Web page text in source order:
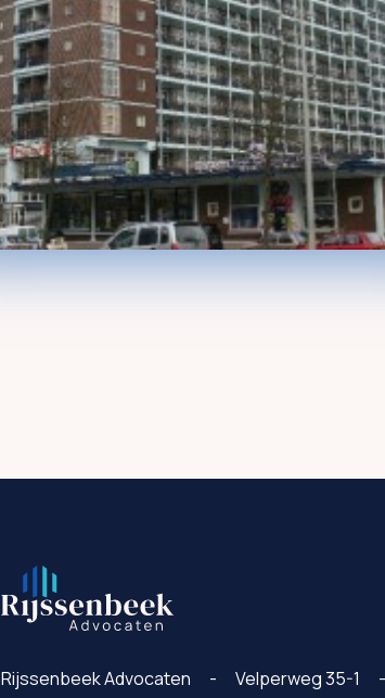
Rijssenbeek Advocaten Velperweg 35-1